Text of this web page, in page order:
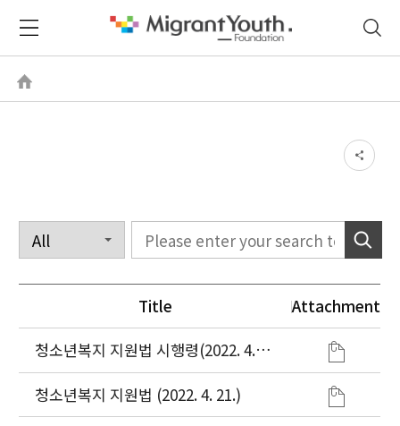
Title
Attachment
청소년복지 지원법 시행령(2022. 4.
21.)
청소년복지 지원법 (2022. 4. 21.)